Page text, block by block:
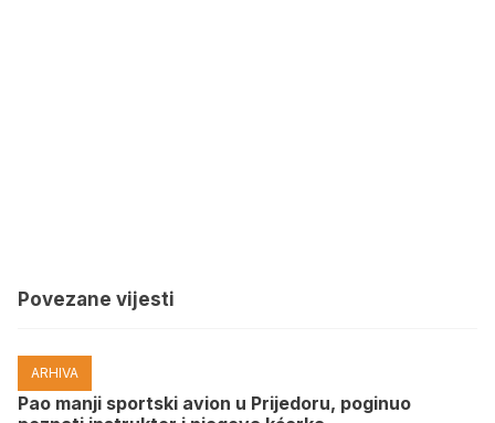
Povezane vijesti
ARHIVA
Pao manji sportski avion u Prijedoru, poginuo